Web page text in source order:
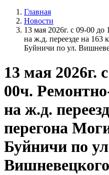
Главная
Новости
13 мая 2026г. с 09-00
на ж.д. переезде на 163
Буйничи по ул.
13 мая 2026г.
00ч.
на ж.д.
перегона
Буйничи по
Вишневецкого